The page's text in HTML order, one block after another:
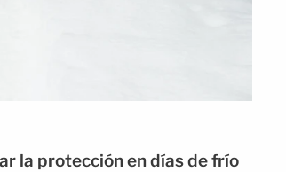
la protección en días de frío